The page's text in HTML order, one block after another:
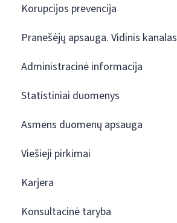
Korupcijos prevencija
Pranešėjų apsauga. Vidinis kanalas
Administracinė informacija
Statistiniai duomenys
Asmens duomenų apsauga
Viešieji pirkimai
Karjera
Konsultacinė taryba